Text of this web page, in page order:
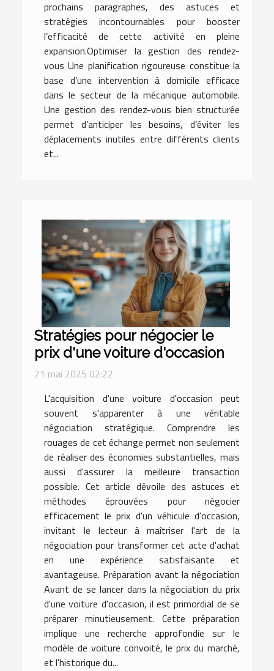
prochains paragraphes, des astuces et
stratégies incontournables pour booster
l’efficacité de cette activité en pleine
expansion.Optimiser la gestion des rendez-
vous Une planification rigoureuse constitue la
base d’une intervention à domicile efficace
dans le secteur de la mécanique automobile.
Une gestion des rendez-vous bien structurée
permet d’anticiper les besoins, d’éviter les
déplacements inutiles entre différents clients
et...
Stratégies pour négocier le
prix d'une voiture d'occasion
21 mai 2025 02:22
L'acquisition d'une voiture d'occasion peut
souvent s'apparenter à une véritable
négociation stratégique. Comprendre les
rouages de cet échange permet non seulement
de réaliser des économies substantielles, mais
aussi d'assurer la meilleure transaction
possible. Cet article dévoile des astuces et
méthodes éprouvées pour négocier
efficacement le prix d'un véhicule d'occasion,
invitant le lecteur à maîtriser l'art de la
négociation pour transformer cet acte d'achat
en une expérience satisfaisante et
avantageuse. Préparation avant la négociation
Avant de se lancer dans la négociation du prix
d'une voiture d'occasion, il est primordial de se
préparer minutieusement. Cette préparation
implique une recherche approfondie sur le
modèle de voiture convoité, le prix du marché,
et l'historique du...